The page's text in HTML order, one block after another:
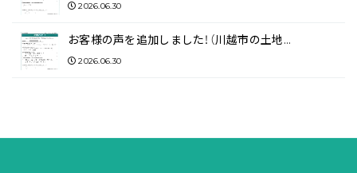
2026.06.30
お客様の声を追加しました！（川越市の土地…
2026.06.30